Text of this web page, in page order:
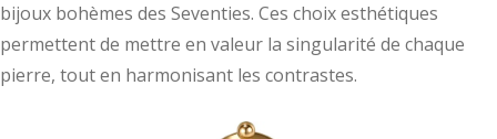
bijoux bohèmes des Seventies. Ces choix esthétiques
permettent de mettre en valeur la singularité de chaque
pierre, tout en harmonisant les contrastes.